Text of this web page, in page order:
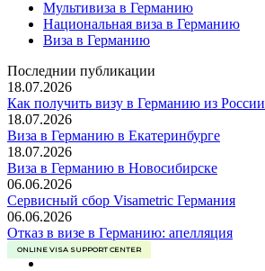
Мультивиза в Германию
Национальная виза в Германию
Виза в Германию
Последнии публикации
18.07.2026
Как получить визу в Германию из России
18.07.2026
Виза в Германию в Екатеринбурге
18.07.2026
Виза в Германию в Новосибирске
06.06.2026
Сервисный сбор Visametric Германия
06.06.2026
Отказ в визе в Германию: апелляция
ONLINE VISA SUPPORT CENTER